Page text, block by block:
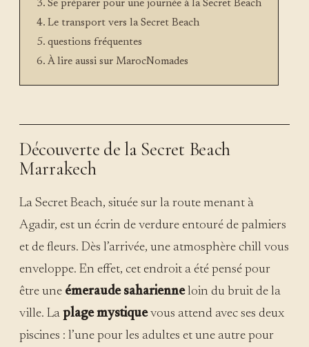
Se préparer pour une journée à la Secret Beach
Le transport vers la Secret Beach
questions fréquentes
À lire aussi sur MarocNomades
Découverte de la Secret Beach
Marrakech
La Secret Beach, située sur la route menant à
Agadir, est un écrin de verdure entouré de palmiers
et de fleurs. Dès l’arrivée, une atmosphère chill vous
enveloppe. En effet, cet endroit a été pensé pour
être une émeraude saharienneloin du bruit de la
ville. La plage mystiquevous attend avec ses deux
piscines : l’une pour les adultes et une autre pour